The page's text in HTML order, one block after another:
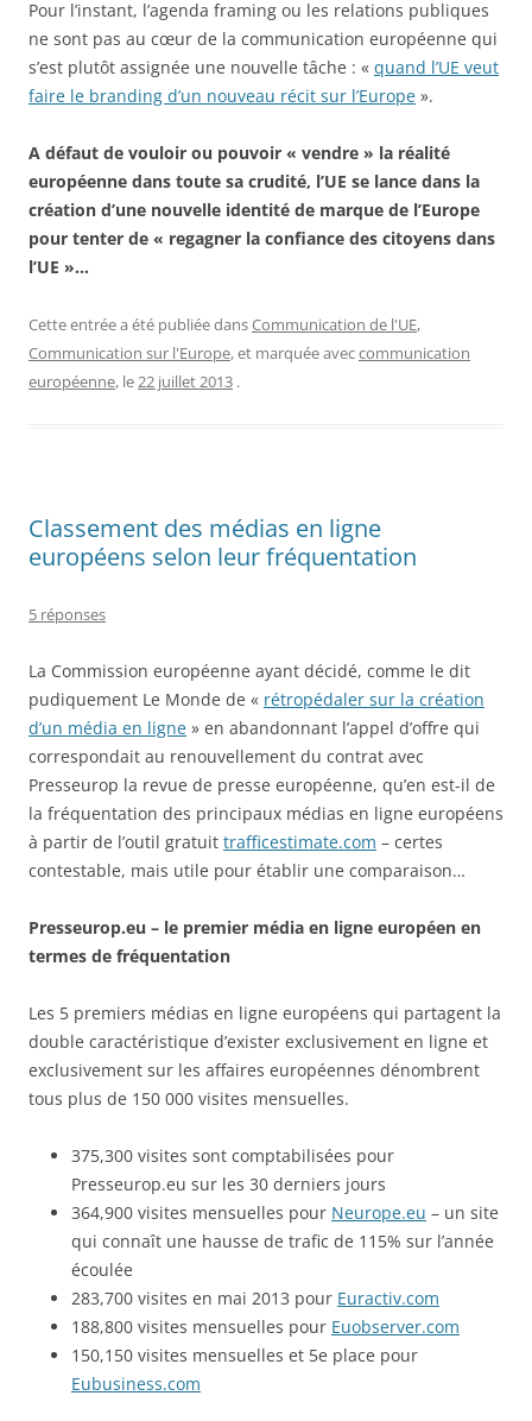
Pour l’instant, l’agenda framing ou les relations publiques
ne sont pas au cœur de la communication européenne qui
s’est plutôt assignée une nouvelle tâche : « quand l’UE veut
faire le branding d’un nouveau récit sur l’Europe ».
A défaut de vouloir ou pouvoir « vendre » la réalité
européenne dans toute sa crudité, l’UE se lance dans la
création d’une nouvelle identité de marque de l’Europe
pour tenter de « regagner la confiance des citoyens dans
l’UE »…
Cette entrée a été publiée dansCommunication de l'UE,
Communication sur l'Europe, et marquée aveccommunication
européenne, le22 juillet 2013 .
Classement des médias en ligne
européens selon leur fréquentation
5 réponses
La Commission européenne ayant décidé, comme le dit
pudiquement Le Monde de « rétropédaler sur la création
d’un média en ligne » en abandonnant l’appel d’offre qui
correspondait au renouvellement du contrat avec
Presseurop la revue de presse européenne, qu’en est-il de
la fréquentation des principaux médias en ligne européens
à partir de l’outil gratuit trafficestimate.com – certes
contestable, mais utile pour établir une comparaison…
Presseurop.eu – le premier média en ligne européen en
termes de fréquentation
Les 5 premiers médias en ligne européens qui partagent la
double caractéristique d’exister exclusivement en ligne et
exclusivement sur les affaires européennes dénombrent
tous plus de 150 000 visites mensuelles.
375,300 visites sont comptabilisées pour
Presseurop.eu sur les 30 derniers jours
364,900 visites mensuelles pour Neurope.eu – un site
qui connaît une hausse de trafic de 115% sur l’année
écoulée
283,700 visites en mai 2013 pour Euractiv.com
188,800 visites mensuelles pour Euobserver.com
150,150 visites mensuelles et 5e place pour
Eubusiness.com